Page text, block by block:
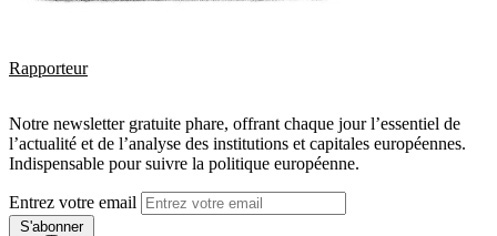
Rapporteur
Notre newsletter gratuite phare, offrant chaque jour l’essentiel de
l’actualité et de l’analyse des institutions et capitales européennes.
Indispensable pour suivre la politique européenne.
Entrez votre email
S'abonner